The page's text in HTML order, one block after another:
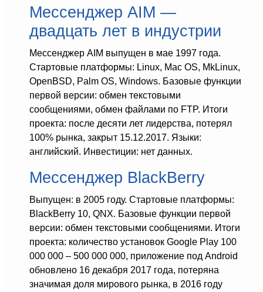
Мессенджер AIM —
двадцать лет в индустрии
Мессенджер AIM выпущен в мае 1997 года.
Стартовые платформы: Linux, Mac OS, MkLinux,
OpenBSD, Palm OS, Windows. Базовые функции
первой версии: обмен текстовыми
сообщениями, обмен файлами по FTP. Итоги
проекта: после десяти лет лидерства, потерял
100% рынка, закрыт 15.12.2017. Языки:
английский. Инвестиции: нет данных.
Мессенджер BlackBerry
Выпущен: в 2005 году. Стартовые платформы:
BlackBerry 10, QNX. Базовые функции первой
версии: обмен текстовыми сообщениями. Итоги
проекта: количество установок Google Play 100
000 000 – 500 000 000, приложение под Android
обновлено 16 декабря 2017 года, потеряна
значимая доля мирового рынка, в 2016 году